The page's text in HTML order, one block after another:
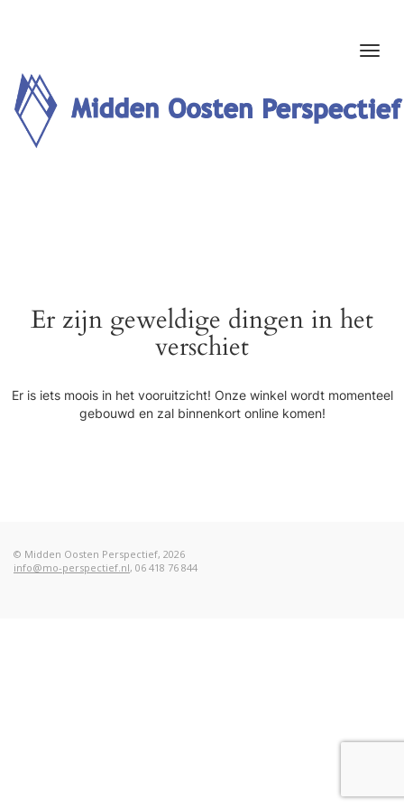
Er zijn geweldige dingen in het
verschiet
Er is iets moois in het vooruitzicht! Onze winkel wordt momenteel
gebouwd en zal binnenkort online komen!
© Midden Oosten Perspectief, 2026
info@mo-perspectief.nl, 06 418 76 844